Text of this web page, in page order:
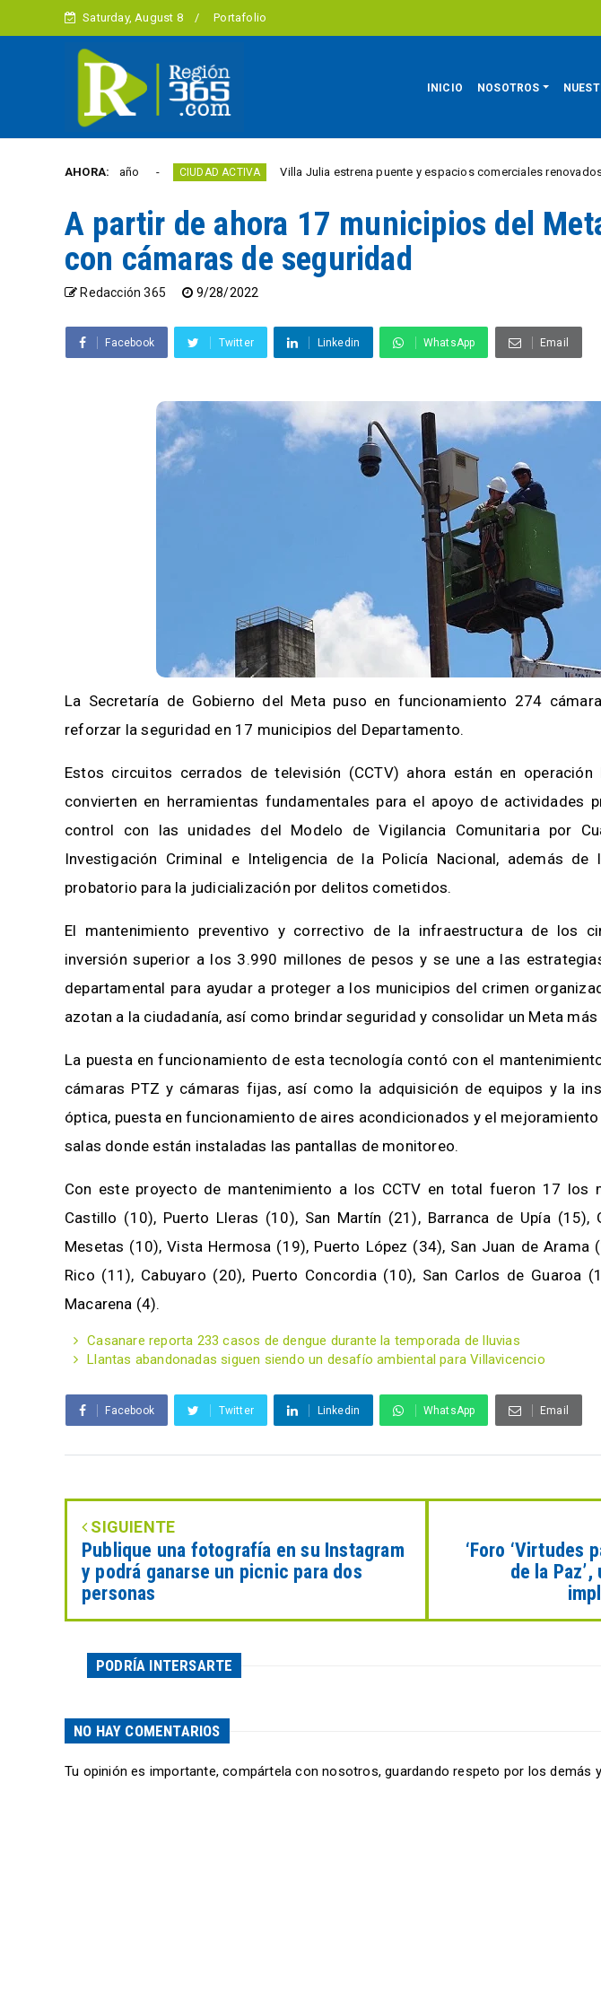
Saturday, August 8 Portafolio
INICIO NOSOTROS
AHORA:
este año CIUDAD ACTIVA Villa Julia estrena puente y espacios comerciales renovados para
A partir de ahora 17 municipios del
con cámaras de seguridad
Redacción 365 9/28/2022
Facebook Twitter Linkedin WhatsApp Email
La Secretaría de Gobierno del Meta puso en funcionamiento 274
reforzar la seguridad en 17 municipios del Departamento.
Estos circuitos cerrados de televisión (CCTV) ahora están en
convierten en herramientas fundamentales para el apoyo de actividades
control con las unidades del Modelo de Vigilancia Comunitaria por
Investigación Criminal e Inteligencia de la Policía Nacional, además de
probatorio para la judicialización por delitos cometidos.
El mantenimiento preventivo y correctivo de la infraestructura de los
inversión superior a los 3.990 millones de pesos y se une a las
departamental para ayudar a proteger a los municipios del crimen
azotan a la ciudadanía, así como brindar seguridad y consolidar un Meta más
La puesta en funcionamiento de esta tecnología contó con el
cámaras PTZ y cámaras fijas, así como la adquisición de equipos y la
óptica, puesta en funcionamiento de aires acondicionados y el
salas donde están instaladas las pantallas de monitoreo.
Con este proyecto de mantenimiento a los CCTV en total fueron 17 los
Castillo (10), Puerto Lleras (10), San Martín (21), Barranca de Upía (15),
Mesetas (10), Vista Hermosa (19), Puerto López (34), San Juan de Arama
Rico (11), Cabuyaro (20), Puerto Concordia (10), San Carlos de Guaroa
Macarena (4).
Casanare reporta 233 casos de dengue durante la temporada de lluvias
Llantas abandonadas siguen siendo un desafío ambiental para Villavicencio
Facebook Twitter Linkedin WhatsApp Email
SIGUIENTE
Publique una fotografía en su Instagram
y podrá ganarse un picnic para dos
personas
‘Foro ‘Virtudes
de la
PODRÍA INTERSARTE
NO HAY COMENTARIOS
Tu opinión es importante, compártela con nosotros, guardando respeto por los demás